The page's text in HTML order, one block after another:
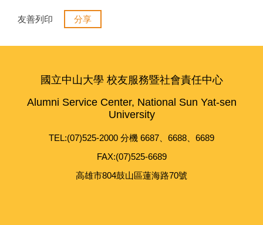
友善列印 分享
國立中山大學 校友服務暨社會責任中心
Alumni Service Center, National Sun Yat-sen
University
TEL:(07)525-2000 分機 6687、6688、6689
FAX:(07)525-6689
高雄市804鼓山區蓮海路70號